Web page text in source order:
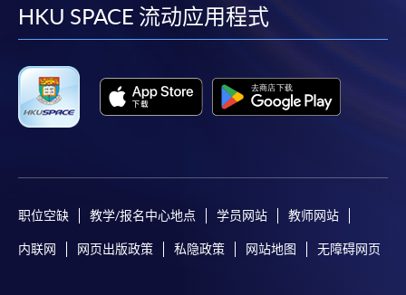
facebook
youtube
linkedin
HKU SPACE 流动应用程式
职位空缺 教学/报名中心地点 学员网站 教师网站
内联网 网页出版政策 私隐政策 网站地图 无障碍网页